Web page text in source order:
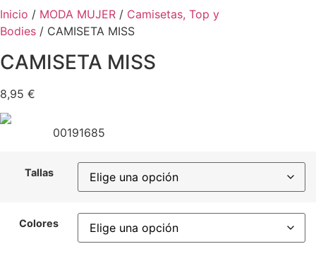
Inicio / MODA MUJER / Camisetas, Top y
Bodies / CAMISETA MISS
CAMISETA MISS
8,95 €
00191685
Tallas
Colores